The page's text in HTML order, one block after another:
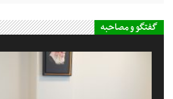
گفتگو و مصاحبه